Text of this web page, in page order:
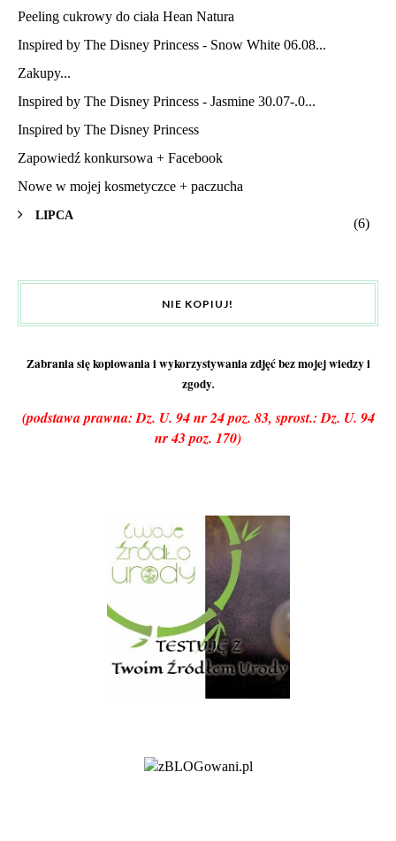
Peeling cukrowy do ciała Hean Natura
Inspired by The Disney Princess - Snow White 06.08...
Zakupy...
Inspired by The Disney Princess - Jasmine 30.07-.0...
Inspired by The Disney Princess
Zapowiedź konkursowa + Facebook
Nowe w mojej kosmetyczce + paczucha
LIPCA
(6)
NIE KOPIUJ!
Zabrania się kopiowania i wykorzystywania zdjęć bez mojej wiedzy i
zgody.
(podstawa prawna: Dz. U. 94 nr 24 poz. 83, sprost.: Dz. U. 94
nr 43 poz. 170)